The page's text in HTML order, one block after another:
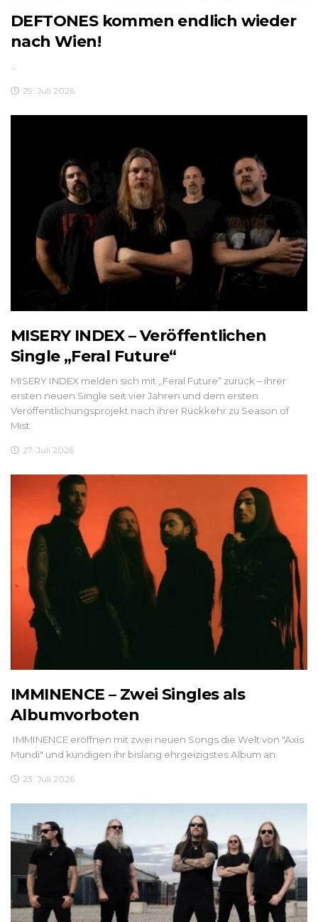
DEFTONES kommen endlich wieder
nach Wien!
29. Juli 2026
MISERY INDEX – Veröffentlichen
Single „Feral Future“
MISERY INDEX melden sich mit „Feral Future“ zurück – ihrer
ersten neuen Single seit vier Jahren und dem ersten
Veröffentlichungsprojekt nach ihrer Rückkehr zu Season of
Mist.
27. Juli 2026
IMMINENCE – Zwei Singles als
Albumvorboten
IMMINENCE eröffnen mit zwei neuen Songs die Welt von "Axis
Mundi" und kündigen ihr bislang ehrgeizigstes Album an.
23. Juli 2026